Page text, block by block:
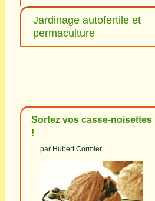
Jardinage autofertile et
permaculture
Sortez vos casse-noisettes
!
par Hubert Cormier